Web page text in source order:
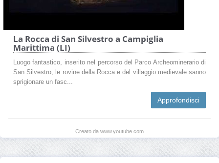
La Rocca di San Silvestro a Campiglia
Marittima (LI)
Luogo fantastico, inserito nel percorso del Parco Archeominerario di
San Silvestro, le rovine della Rocca e del villaggio medievale sanno
sprigionare un fasc...
Approfondisci
Creato da www.youtube.com